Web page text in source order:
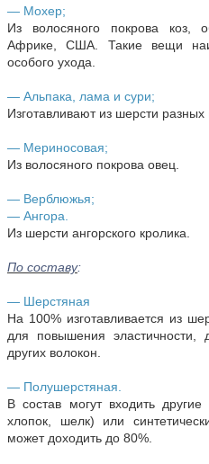
— Мохер;
Из волосяного покрова
Африке, США. Такие вещи
особого ухода.
— Альпака, лама и сури;
Изготавливают из шерсти
— Мериносовая;
Из волосяного покрова овец.
— Верблюжья;
— Ангора.
Из шерсти ангорского кролика.
По составу:
— Шерстяная
На 100% изготавливается из
для повышения эластичности,
других волокон.
— Полушерстяная.
В состав могут входить
хлопок, шелк) или
может доходить до 80%.